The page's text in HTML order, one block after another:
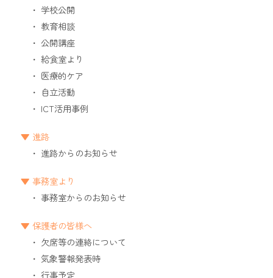
学校公開
教育相談
公開講座
給食室より
医療的ケア
自立活動
ICT活用事例
進路
進路からのお知らせ
事務室より
事務室からのお知らせ
保護者の皆様へ
欠席等の連絡について
気象警報発表時
行事予定